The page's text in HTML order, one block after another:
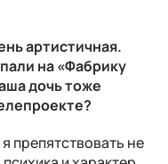
артистичная.
на «Фабрику
дочь тоже
препятствовать не